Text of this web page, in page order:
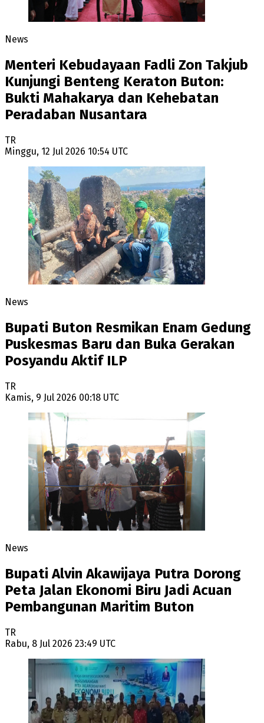
News
Menteri Kebudayaan Fadli Zon Takjub
Kunjungi Benteng Keraton Buton:
Bukti Mahakarya dan Kehebatan
Peradaban Nusantara
TR
Minggu, 12 Jul 2026 10:54 UTC
News
Bupati Buton Resmikan Enam Gedung
Puskesmas Baru dan Buka Gerakan
Posyandu Aktif ILP
TR
Kamis, 9 Jul 2026 00:18 UTC
News
Bupati Alvin Akawijaya Putra Dorong
Peta Jalan Ekonomi Biru Jadi Acuan
Pembangunan Maritim Buton
TR
Rabu, 8 Jul 2026 23:49 UTC